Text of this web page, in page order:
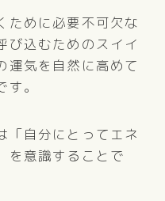
ために必要不可欠な
び込むためのスイイ
運気を自然に高めて
。
「自分にとってエネ
を意識することで